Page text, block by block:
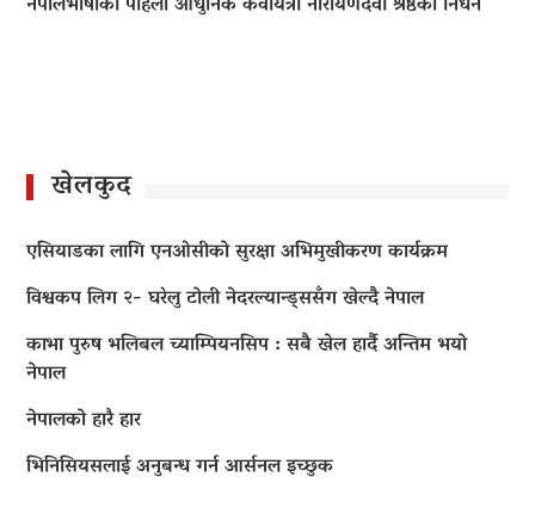
खेलकुद
एसियाडका लागि एनओसीको सुरक्षा अभिमुखीकरण कार्यक्रम
विश्वकप लिग २- घरेलु टोली नेदरल्यान्ड्ससँग खेल्दै नेपाल
काभा पुरुष भलिबल च्याम्पियनसिप : सबै खेल हार्दै अन्तिम भयो
नेपाल
नेपालको हारै हार
भिनिसियसलाई अनुबन्ध गर्न आर्सनल इच्छुक